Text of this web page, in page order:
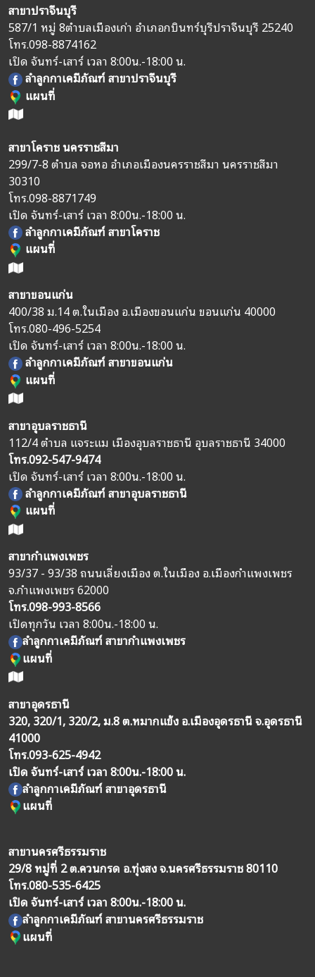
สาขาปราจีนบุรี
587/1 หมู่ 8ตำบลเมืองเก่า อำเภอกบินทร์บุรีปราจีนบุรี 25240
โทร.098-8874162
เปิด จันทร์-เสาร์ เวลา 8:00น.-18:00 น.
ลำลูกกาเคมีภัณฑ์ สาขาปราจีนบุรี
แผนที่
สาขาโคราช นครราชสีมา
299/7-8 ตำบล จอหอ อำเภอเมืองนครราชสีมา นครราชสีมา
30310
โทร.098-8871749
เปิด จันทร์-เสาร์ เวลา 8:00น.-18:00 น.
ลำลูกกาเคมีภัณฑ์ สาขาโคราช
แผนที่
สาขาขอนแก่น
400/38 ม.14 ต.ในเมือง อ.เมืองขอนแก่น ขอนแก่น 40000
โทร.080-496-5254
เปิด จันทร์-เสาร์ เวลา 8:00น.-18:00 น.
ลำลูกกาเคมีภัณฑ์ สาขาขอนแก่น
แผนที่
สาขาอุบลราชธานี
112/4 ตำบล แจระแม เมืองอุบลราชธานี อุบลราชธานี 34000
โทร.092-547-9474
เปิด จันทร์-เสาร์ เวลา 8:00น.-18:00 น.
ลำลูกกาเคมีภัณฑ์ สาขาอุบลราชธานี
แผนที่
สาขากำแพงเพชร
93/37 - 93/38 ถนนเลี่ยงเมือง ต.ในเมือง อ.เมืองกำแพงเพชร
จ.กำแพงเพชร 62000
โทร.098-993-8566
เปิดทุกวัน เวลา 8:00น.-18:00 น.
ลำลูกกาเคมีภัณฑ์ สาขากำแพงเพชร
แผนที่
สาขาอุดรธานี
320, 320/1, 320/2, ม.8 ต.หมากแข้ง อ.เมืองอุดรธานี จ.อุดรธานี
41000
โทร.093-625-4942
เปิด จันทร์-เสาร์ เวลา 8:00น.-18:00 น.
ลำลูกกาเคมีภัณฑ์ สาขาอุดรธานี
แผนที่
สาขานครศรีธรรมราช
29/8 หมู่ที่ 2 ต.ควนกรด อ.ทุ่งสง จ.นครศรีธรรมราช 80110
โทร.080-535-6425
เปิด จันทร์-เสาร์ เวลา 8:00น.-18:00 น.
ลำลูกกาเคมีภัณฑ์ สาขานครศรีธรรมราช
แผนที่